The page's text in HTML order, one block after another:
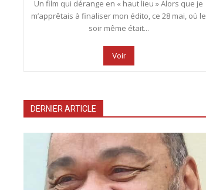
Un film qui dérange en « haut lieu » Alors que je
m’apprêtais à finaliser mon édito, ce 28 mai, où le
soir même était...
Voir
DERNIER ARTICLE